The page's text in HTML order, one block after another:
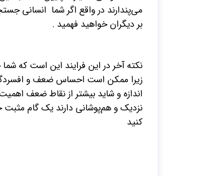
بر دیگران خواهید فهمید .
نکته آخر در این فرایند این است که
زیرا ممکن است احساس ضعف و
اندازه و شاید بیشتر از نقاط ضعف
نزدیک و هم‌پوشانی دارند یک گام مثبت
کنید